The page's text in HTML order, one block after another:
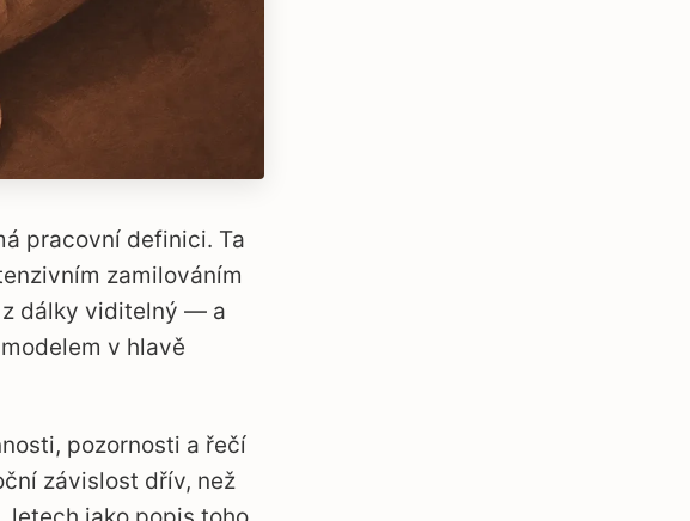
pracovní definici. Ta
zamilováním
z dálky viditelný — a
v hlavě
pozornosti a řečí
závislost dřív, než